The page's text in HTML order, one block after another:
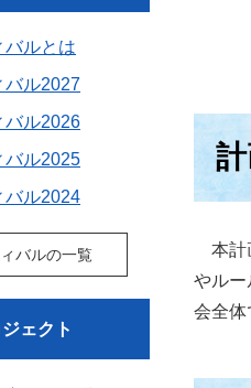
本計
やルー
会全体
バルとは
バル2027
バル2026
バル2025
バル2024
バルの一覧
ェクト